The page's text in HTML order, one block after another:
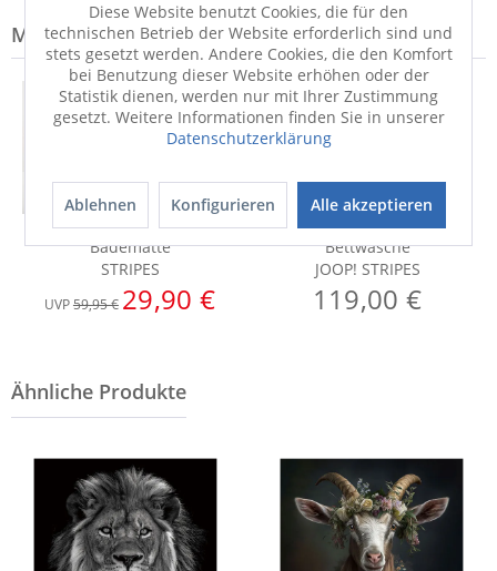
Modell-Familie: STRIPES
Badematte
STRIPES
UVP59,95 € 29,90 €
Bettwäsche
JOOP! STRIPES
119,00 €
Diese Website benutzt Cookies, die für den
technischen Betrieb der Website erforderlich sind und
stets gesetzt werden. Andere Cookies, die den Komfort
bei Benutzung dieser Website erhöhen oder der
Statistik dienen, werden nur mit Ihrer Zustimmung
gesetzt. Weitere Informationen finden Sie in unserer
Datenschutzerklärung
Ablehnen Konfigurieren Alle akzeptieren